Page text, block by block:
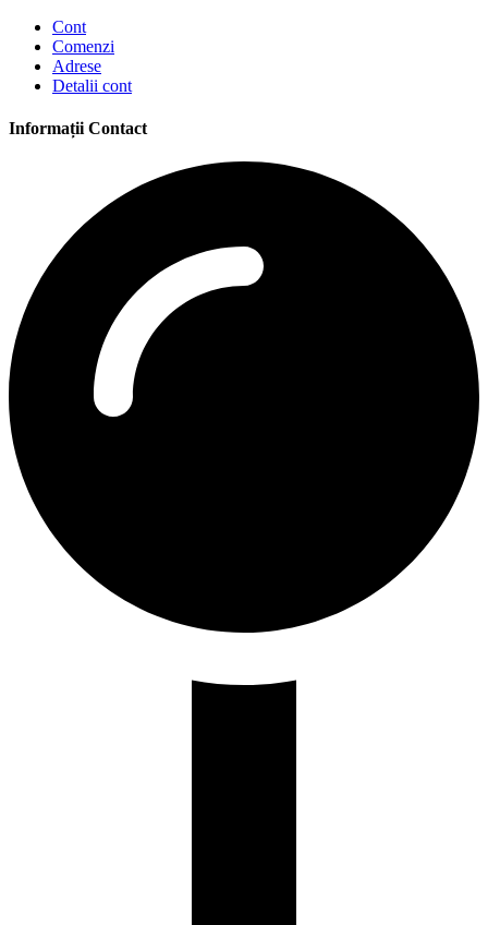
Cont
Comenzi
Adrese
Detalii cont
Informații Contact